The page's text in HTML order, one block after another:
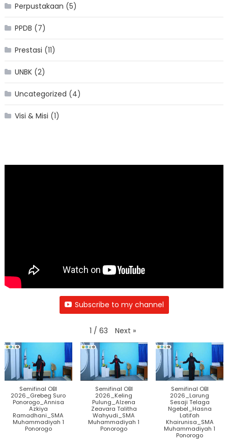
Perpustakaan (5)
PPDB (7)
Prestasi (11)
UNBK(2)
Uncategorized (4)
Visi & Misi (1)
Subscribe to my channel
1 / 63 Next »
Semifinal OBI
2026_Grebeg Suro
Ponorogo_Annisa
Azkiya
Ramadhani_SMA
Muhammadiyah 1
Ponorogo
Semifinal OBI
2026_Keling
Pulung_Alzena
Zeavara Talitha
Wahyudi_SMA
Muhammadiyah 1
Ponorogo
Semifinal OBI
2026_Larung
Sesaji Telaga
Ngebel_Hasna
Latifah
Khairunisa_SMA
Muhammadiyah 1
Ponorogo